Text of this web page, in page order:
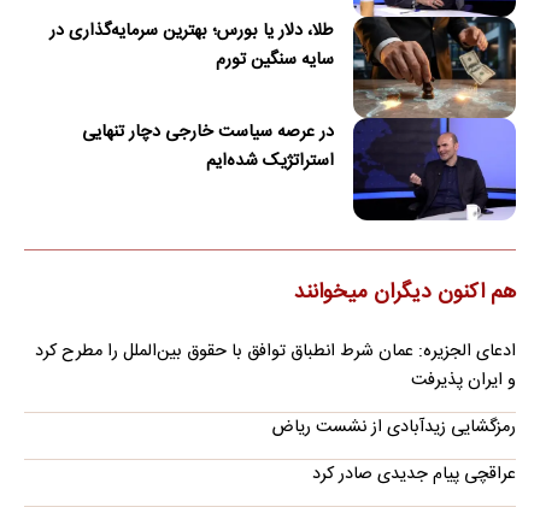
طلا، دلار یا بورس؛ بهترین سرمایه‌گذاری در
سایه سنگین تورم
در عرصه سیاست خارجی دچار تنهایی
استراتژیک شده‌ایم
هم اکنون دیگران میخوانند
ادعای الجزیره: عمان شرط انطباق توافق با حقوق بین‌الملل را مطرح کرد
و ایران پذیرفت
رمزگشایی زیدآبادی از نشست ریاض
عراقچی پیام جدیدی صادر کرد